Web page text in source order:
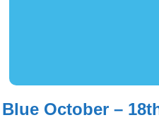
Blue October –